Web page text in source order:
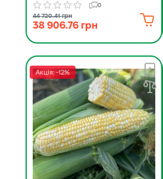
0
44 720.41 грн
38 906.76 грн
Акція: -12%